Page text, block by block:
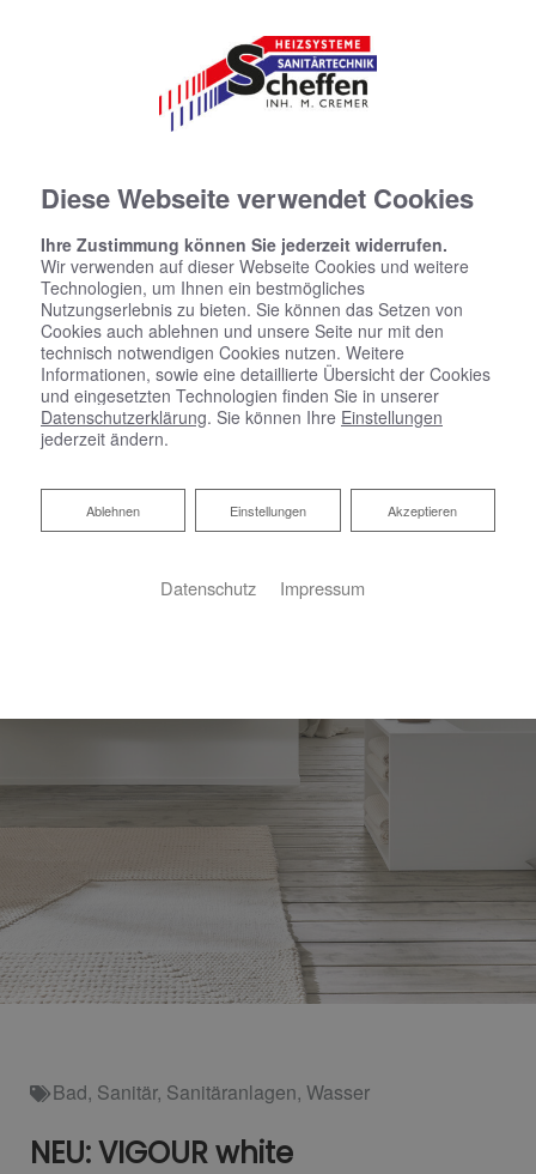
Bad, Sanitär, Sanitäranlagen, Wasser
NEU: VIGOUR white
Diese Webseite verwendet Cookies
Ihre Zustimmung können Sie jederzeit widerrufen.
Wir verwenden auf dieser Webseite Cookies und weitere
Technologien, um Ihnen ein bestmögliches
Nutzungserlebnis zu bieten. Sie können das Setzen von
Cookies auch ablehnen und unsere Seite nur mit den
technisch notwendigen Cookies nutzen. Weitere
Informationen, sowie eine detaillierte Übersicht der Cookies
und eingesetzten Technologien finden Sie in unserer
Datenschutzerklärung. Sie können Ihre Einstellungen
jederzeit ändern.
Akzeptieren
Einstellungen
Ablehnen
Ablehnen
Datenschutz Impressum